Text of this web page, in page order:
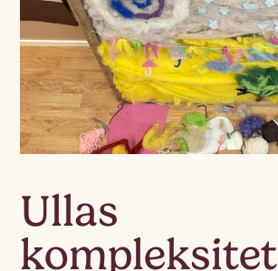
Ullas
kompleksitet